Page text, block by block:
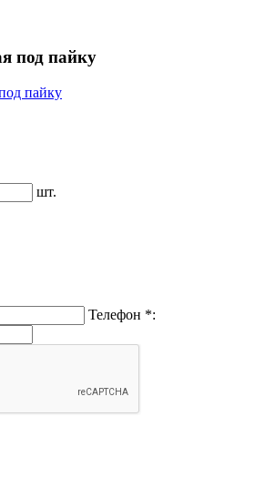
под пайку
шт.
Телефон *: